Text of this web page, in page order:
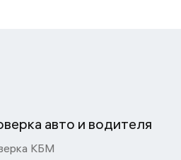
авто и водителя
КБМ